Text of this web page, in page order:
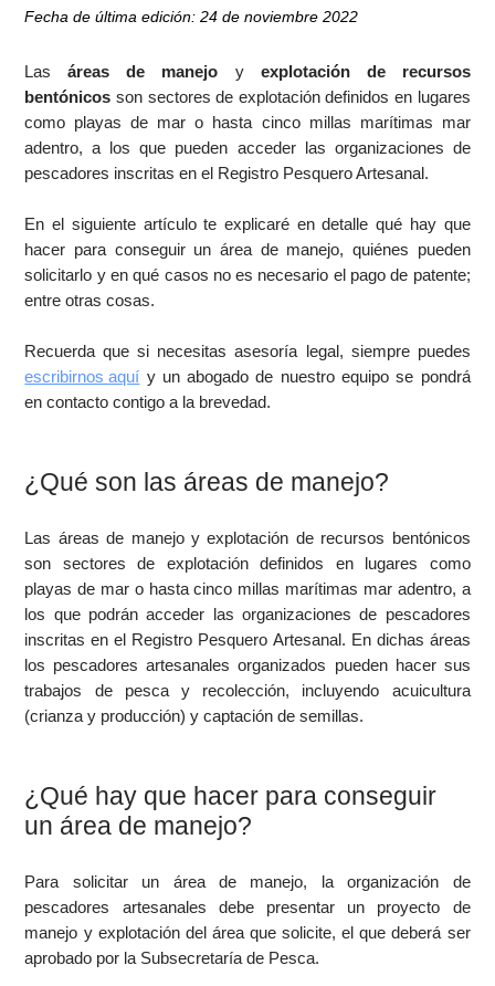
Fecha de última edición: 24 de noviembre 2022
Lasáreas de manejo y explotación de recursos
bentónicos son sectores de explotación definidos en lugares
como playas de mar o hasta cinco millas marítimas mar
adentro, a los que pueden acceder las organizaciones de
pescadores inscritas en el Registro Pesquero Artesanal.
En el siguiente artículo te explicaré en detalle qué hay que
hacer para conseguir un área de manejo, quiénes pueden
solicitarlo y en qué casos no es necesario el pago de patente;
entre otras cosas.
Recuerda que si necesitas asesoría legal, siempre puedes
escribirnos aquí y un abogado de nuestro equipo se pondrá
en contacto contigo a la brevedad.
¿Qué son las áreas de manejo?
Las áreas de manejo y explotación de recursos bentónicos
son sectores de explotación definidos en lugares como
playas de mar o hasta cinco millas marítimas mar adentro, a
los que podrán acceder las organizaciones de pescadores
inscritas en el Registro Pesquero Artesanal. En dichas áreas
los pescadores artesanales organizados pueden hacer sus
trabajos de pesca y recolección, incluyendo acuicultura
(crianza y producción) y captación de semillas.
¿Qué hay que hacer para conseguir
un área de manejo?
Para solicitar un área de manejo, la organización de
pescadores artesanales debe presentar un proyecto de
manejo y explotación del área que solicite, el que deberá ser
aprobado por la Subsecretaría de Pesca.